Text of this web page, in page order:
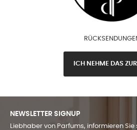
ICH NEHME DAS
NEWSLETTER SIGNUP
Liebhaber von Parfums, informieren